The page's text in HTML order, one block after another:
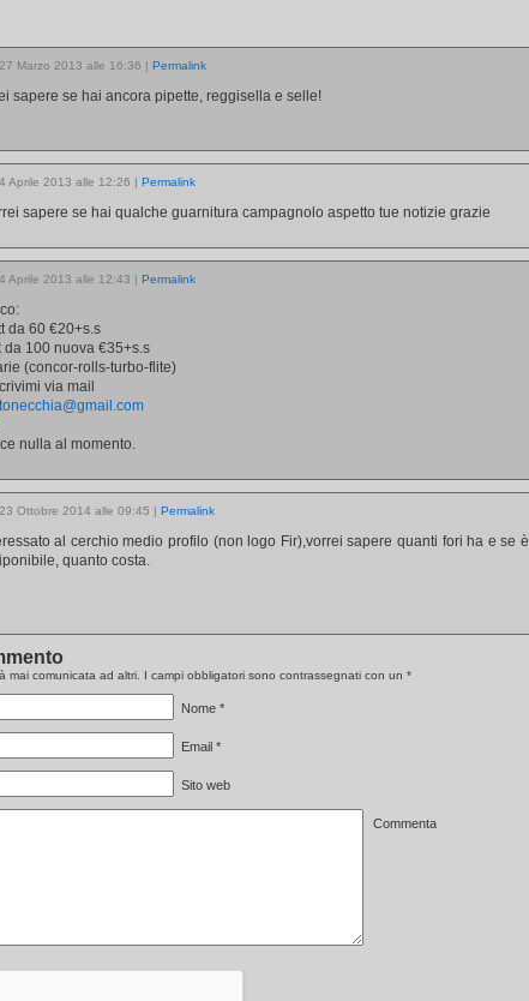
Marzo 2013 alle 16:36 | Permalink
sapere se hai ancora pipette, reggisella e selle!
Aprile 2013 alle 12:26 | Permalink
sapere se hai qualche guarnitura campagnolo aspetto tue notizie grazie
Aprile 2013 alle 12:43 | Permalink
da 60 €20+s.s
da 100 nuova €35+s.s
(concor-rolls-turbo-flite)
via mail
nulla al momento.
Ottobre 2014 alle 09:45 | Permalink
al cerchio medio profilo (non logo Fir),vorrei sapere quanti fori ha e se è
quanto costa.
mai comunicata ad altri. I campi obbligatori sono contrassegnati con un *
Nome *
Email *
Sito web
Commenta